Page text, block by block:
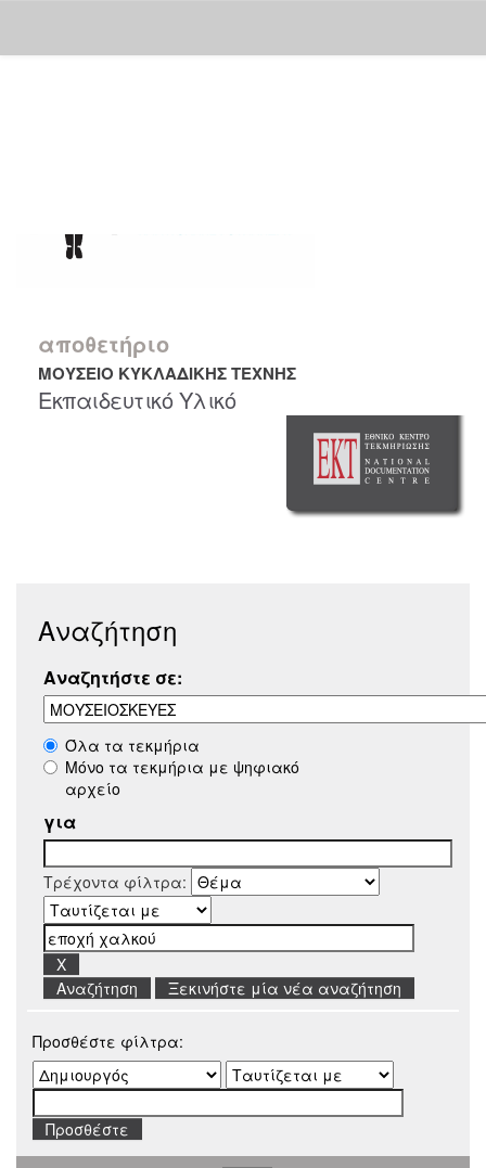
αποθετήριο
ΜΟΥΣΕΙΟ ΚΥΚΛΑΔΙΚΗΣ ΤΕΧΝΗΣ
Εκπαιδευτικό Υλικό
Αναζήτηση
Αναζητήστε σε:
Όλα τα τεκμήρια
Μόνο τα τεκμήρια με ψηφιακό
αρχείο
για
Τρέχοντα φίλτρα:
Ξεκινήστε μία νέα αναζήτηση
Προσθέστε φίλτρα: